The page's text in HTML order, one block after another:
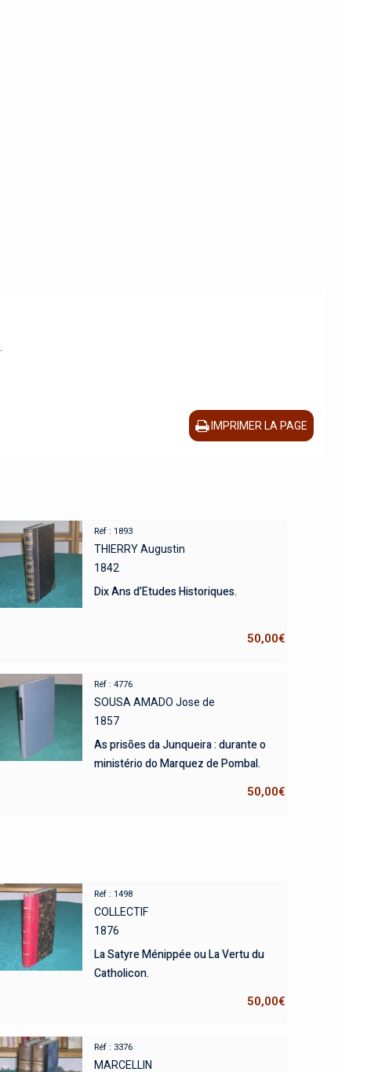
IMPRIMER LA PAGE
Réf : 1893
THIERRY Augustin
1842
Dix Ans d’Etudes Historiques.
50,00€
Réf : 4776
SOUSA AMADO Jose de
1857
As prisões da Junqueira : durante o
ministério do Marquez de Pombal.
50,00€
Réf : 1498
COLLECTIF
1876
La Satyre Ménippée ou La Vertu du
Catholicon.
50,00€
Réf : 3376
MARCELLIN